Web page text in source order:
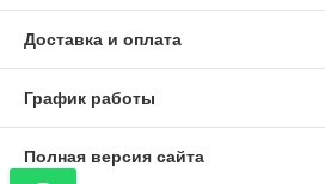
Доставка и оплата
График работы
Полная версия сайта